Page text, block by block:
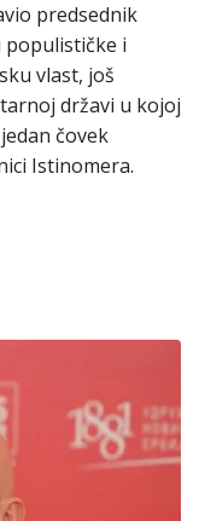
predsednik
populističke i
vlast, još
državi u kojoj
čovek
Istinomera.